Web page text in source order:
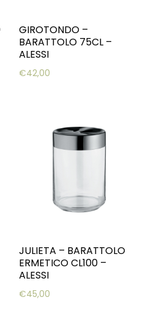
GIROTONDO –
BARATTOLO 75CL –
ALESSI
€42,00
JULIETA – BARATTOLO
ERMETICO CL100 –
ALESSI
€45,00